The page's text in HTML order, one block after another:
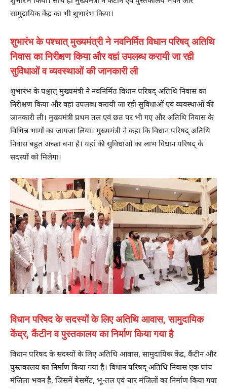
सामुदायिक केंद्र का भी शुभारंभ किया।
शुभारंभ के पश्चात् मुख्यमंत्री ने नवनिर्मित विधान परिषद् अतिथि
निवास का निरीक्षण किया और वहां उपलब्ध करायी जा रही
सुविधाओं व व्यवस्थाओं की जानकारी ली
शुभारंभ के पश्चात् मुख्यमंत्री ने नवनिर्मित विधान परिषद् अतिथि निवास का
निरीक्षण किया और वहां उपलब्ध करायी जा रही सुविधाओं एवं व्यवस्थाओं की
जानकारी ली। मुख्यमंत्री प्रथम तल एवं छत पर भी गए और अतिथि निवास के
विभिन्न भागों का जायजा लिया। मुख्यमंत्री ने कहा कि विधान परिषद् अतिथि
निवास बहुत अच्छा बना है। यहां की सुविधाओं का लाभ विधान परिषद् के
सदस्यों को मिलेगा।
विधान परिषद के सदस्यों के लिए अतिथि आवास, सामुदायिक
केंद्र, कैंटीन व पुस्तकालय का निर्माण किया गया है
विधान परिषद के सदस्यों के लिए अतिथि आवास, सामुदायिक केंद्र, कैंटीन और
पुस्तकालय का निर्माण किया गया है। विधान परिषद् अतिथि निवास एक पांच
मंजिला भवन है, जिसमें बेसमेंट, भू-तल एवं चार मंजिलों का निर्माण किया गया